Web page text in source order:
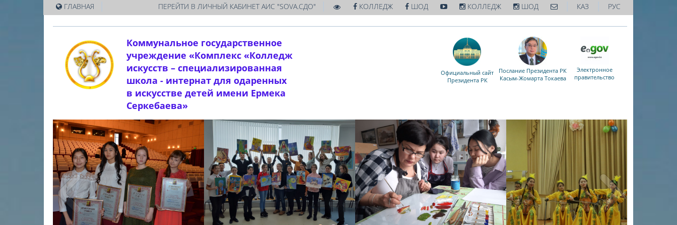
ГЛАВНАЯ ПЕРЕЙТИ В ЛИЧНЫЙ КАБИНЕТ АИС "SOVA.СДО" КОЛЛЕДЖ ШОД КОЛЛЕДЖ ШОД КАЗ РУС
Коммунальное государственное
учреждение «Комплекс «Колледж
искусств – специализированная
школа - интернат для одаренных
в искусстве детей имени Ермека
Серкебаева»
Электронное
правительство
Послание Президента РК
Касым-Жомарта Токаева
Официальный сайт
Президента РК